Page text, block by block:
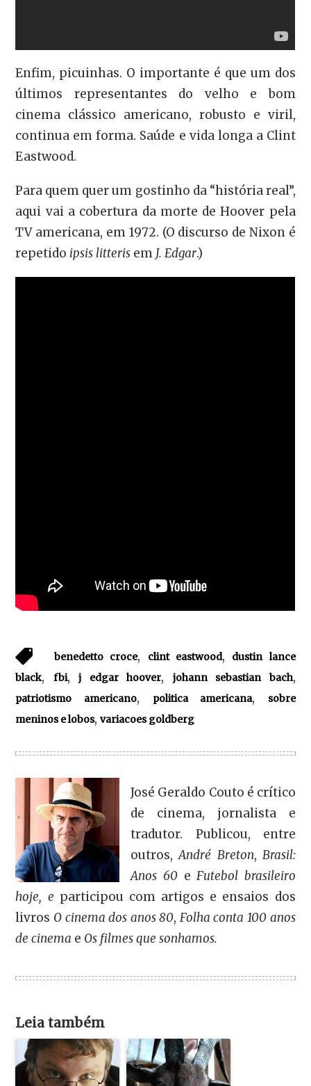
Enfim, picuinhas. O importante é que um dos
últimos representantes do velho e bom
cinema clássico americano, robusto e viril,
continua em forma. Saúde e vida longa a Clint
Eastwood.
Para quem quer um gostinho da “história real”,
aqui vai a cobertura da morte de Hoover pela
TV americana, em 1972. (O discurso de Nixon é
repetido ipsis litteris em J. Edgar.)
benedetto croce, clint eastwood,
dustin lance
black, fbi,j edgar hoover, johann sebastian bach,
patriotismo americano, politica americana,
sobre
meninos e lobos,variacoes goldberg
José Geraldo Couto é crítico
de cinema, jornalista e
tradutor. Publicou, entre
outros,André Breton, Brasil:
Anos 60eFutebol brasileiro
hoje, e participou com artigos e ensaios dos
livros O cinema dos anos 80, Folha conta 100 anos
de cinema e Os filmes que sonhamos.
Leia também